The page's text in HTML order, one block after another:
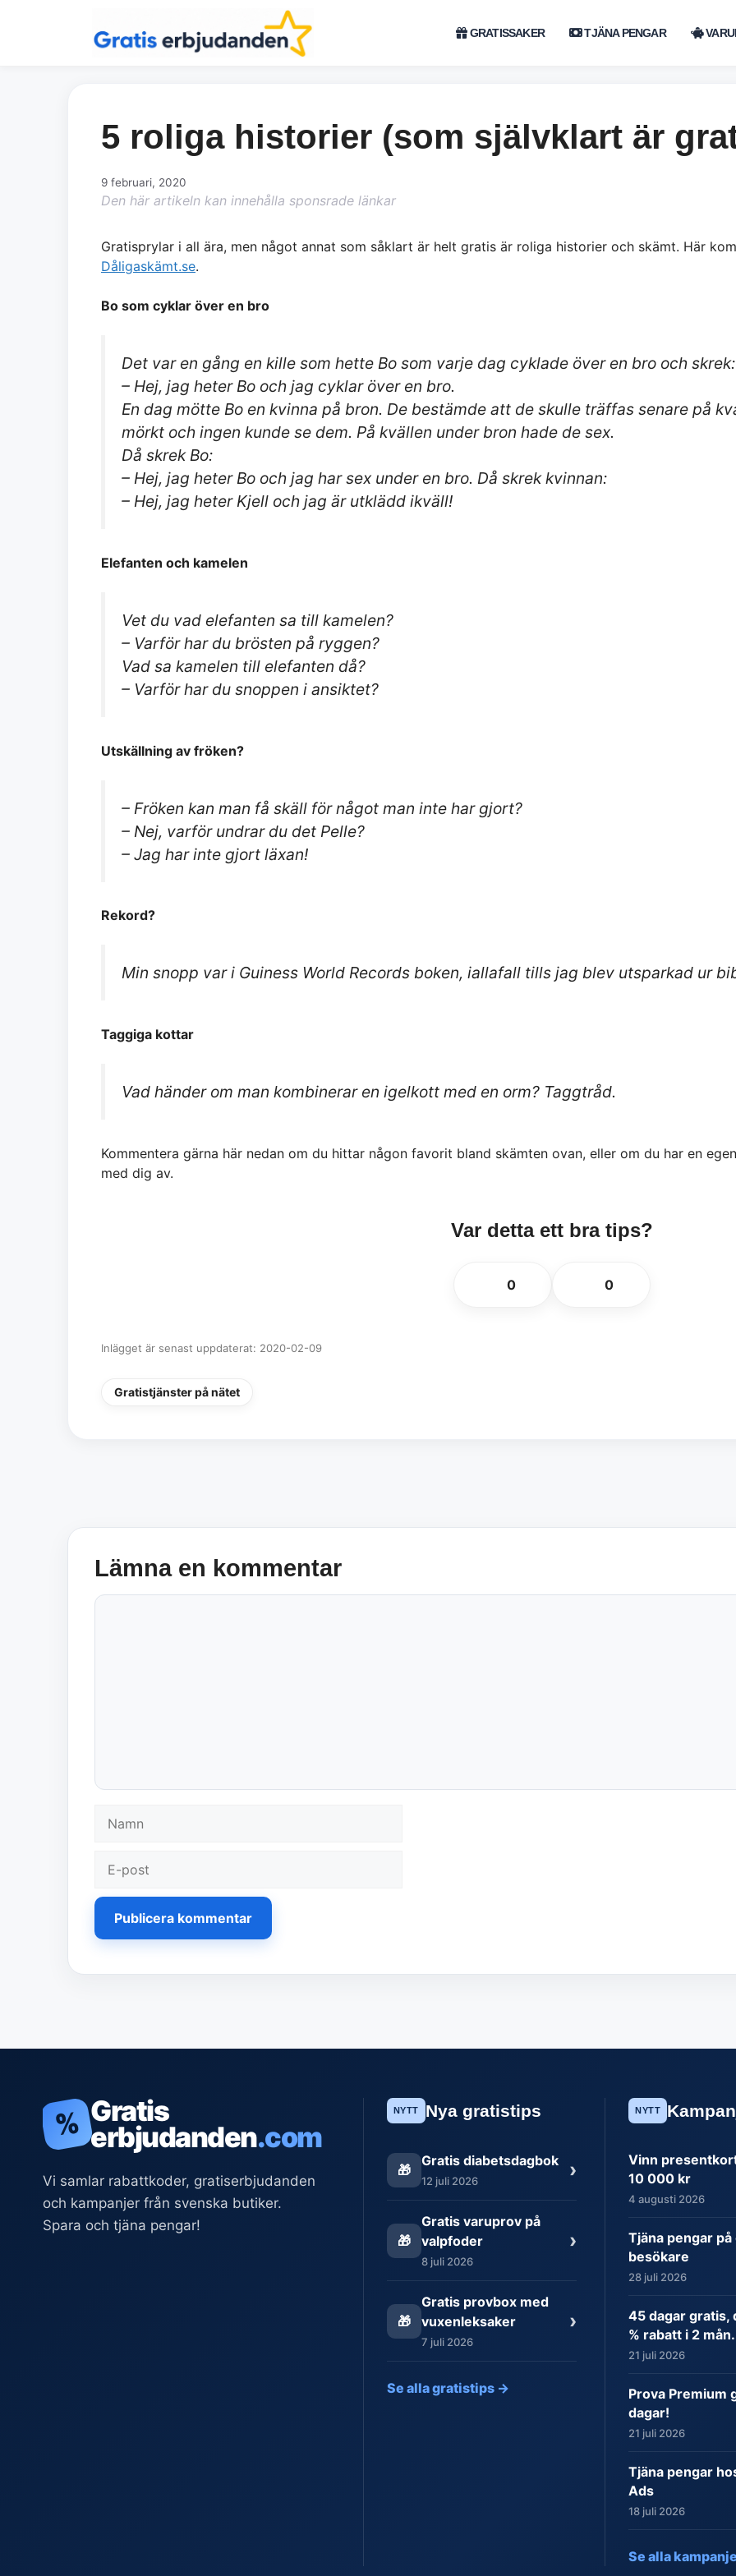
GRATISSAKER TJÄNA PENGAR
5 roliga historier (som självklart är
9 februari, 2020
Den här artikeln kan innehålla sponsrade länkar
Gratisprylar i all ära, men något annat som såklart är helt gratis är roliga historier och skämt. Här
Dåligaskämt.se.
Bo som cyklar över en bro
Det var en gång en kille som hette Bo som varje dag cyklade över en bro och skrek:
– Hej, jag heter Bo och jag cyklar över en bro.
En dag mötte Bo en kvinna på bron. De bestämde att de skulle träffas senare på
mörkt och ingen kunde se dem. På kvällen under bron hade de sex.
Då skrek Bo:
– Hej, jag heter Bo och jag har sex under en bro. Då skrek kvinnan:
– Hej, jag heter Kjell och jag är utklädd ikväll!
Elefanten och kamelen
Vet du vad elefanten sa till kamelen?
– Varför har du brösten på ryggen?
Vad sa kamelen till elefanten då?
– Varför har du snoppen i ansiktet?
Utskällning av fröken?
– Fröken kan man få skäll för något man inte har gjort?
– Nej, varför undrar du det Pelle?
– Jag har inte gjort läxan!
Rekord?
Min snopp var i Guiness World Records boken, iallafall tills jag blev utsparkad ur
Taggiga kottar
Vad händer om man kombinerar en igelkott med en orm? Taggtråd.
Kommentera gärna här nedan om du hittar någon favorit bland skämten ovan, eller om du har en
med dig av.
Var detta ett bra tips?
0 0
Inlägget är senast uppdaterat: 2020-02-09
Gratistjänster på nätet
Lämna en kommentar
Kommentar
post
% Gratis
erbjudanden.com
Vi samlar rabattkoder, gratiserbjudanden
och kampanjer från svenska butiker.
Spara och tjäna pengar!
NYTT Nya gratistips
🎁
Gratis diabetsdagbok
12 juli 2026 ›
🎁
Gratis varuprov på
valpfoder
8 juli 2026
›
🎁
Gratis provbox med
vuxenleksaker
7 juli 2026
›
Se alla gratistips →
NYTT
Vinn
10 000 kr
4 augusti 2026
Tjäna pengar på
besökare
28 juli 2026
45 dagar gratis,
% rabatt i 2 mån.
21 juli 2026
Prova Premium
dagar!
21 juli 2026
Tjäna pengar
Ads
18 juli 2026
Se alla